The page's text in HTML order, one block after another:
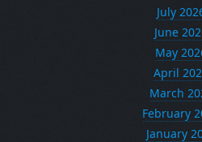
July
June
May
April
March
February
January